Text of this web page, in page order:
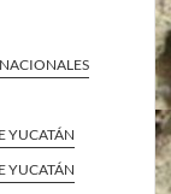
YUCATÁN
YUCATÁN